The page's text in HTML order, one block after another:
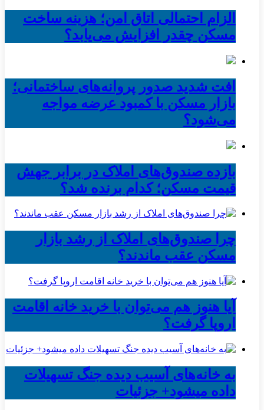
الزام احتمالی اتاق امن؛ هزینه ساخت
مسکن چقدر افزایش می‌یابد؟
افت شدید صدور پروانه‌های ساختمانی؛
بازار مسکن با کمبود عرضه مواجه
می‌شود؟
بازده صندوق‌های املاک در برابر جهش
قیمت مسکن؛ کدام برنده شد؟
چرا صندوق‌های املاک از رشد بازار
مسکن عقب ماندند؟
آیا هنوز هم می‌توان با خرید خانه اقامت
اروپا گرفت؟
به خانه‌های آسیب دیده جنگ تسهیلات
داده میشود+ جزئیات